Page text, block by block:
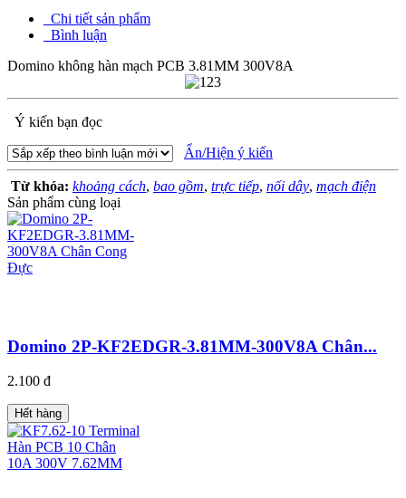
Chi tiết sản phẩm
Bình luận
Domino không hàn mạch PCB 3.81MM 300V8A
Ý kiến bạn đọc
Ẩn/Hiện ý kiến
Từ khóa: khoảng cách, bao gồm, trực tiếp, nối dây, mạch điện
Sản phẩm cùng loại
Domino 2P-KF2EDGR-3.81MM-300V8A Chân...
2.100 đ
Hết hàng